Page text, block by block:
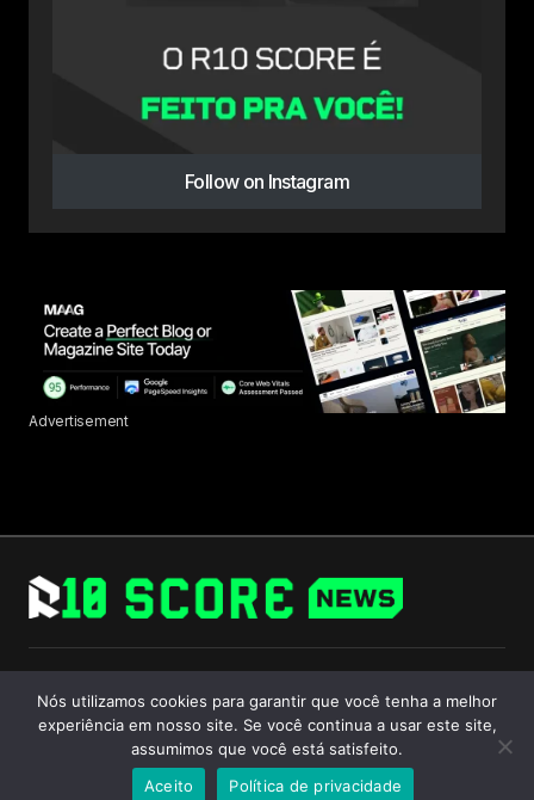
Follow on Instagram
Advertisement
Follow Us
© 2024 R10 Score. All Rights Reserved.
Nós utilizamos cookies para garantir que você tenha a melhor
experiência em nosso site. Se você continua a usar este site,
assumimos que você está satisfeito.
Aceito
Política de privacidade